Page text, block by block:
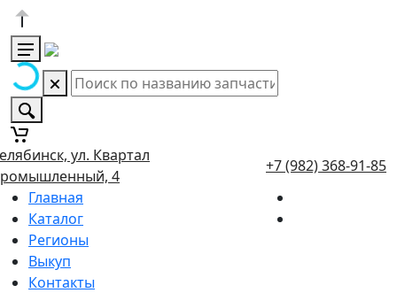
ул. Квартал
4
+7 (982) 368-91-85
Главная
Каталог
Регионы
Выкуп
Контакты